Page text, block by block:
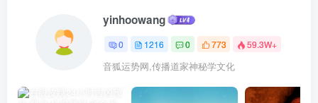
yinhoowang
0 1216 0 773 59.3W+
音狐运势网,传播道家神秘学文化